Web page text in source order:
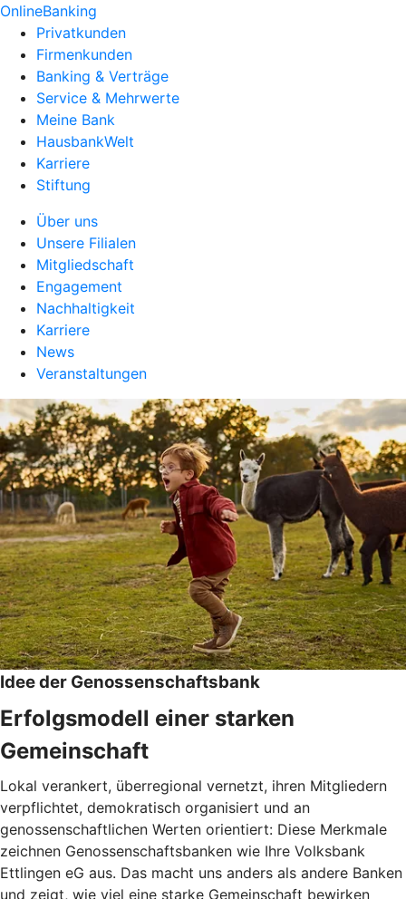
OnlineBanking
Privatkunden
Firmenkunden
Banking & Verträge
Service & Mehrwerte
Meine Bank
HausbankWelt
Karriere
Stiftung
Über uns
Unsere Filialen
Mitgliedschaft
Engagement
Nachhaltigkeit
Karriere
News
Veranstaltungen
Idee der Genossenschaftsbank
Erfolgsmodell einer starken
Gemeinschaft
Lokal verankert, überregional vernetzt, ihren Mitgliedern
verpflichtet, demokratisch organisiert und an
genossenschaftlichen Werten orientiert: Diese Merkmale
zeichnen Genossenschaftsbanken wie Ihre Volksbank
Ettlingen eG aus. Das macht uns anders als andere Banken
und zeigt, wie viel eine starke Gemeinschaft bewirken